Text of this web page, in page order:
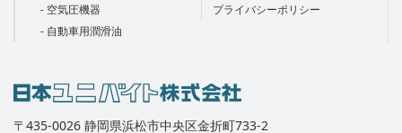
- 空気圧機器
- 自動車用潤滑油
プライバシーポリシー
〒435-0026 静岡県浜松市中央区金折町733-2